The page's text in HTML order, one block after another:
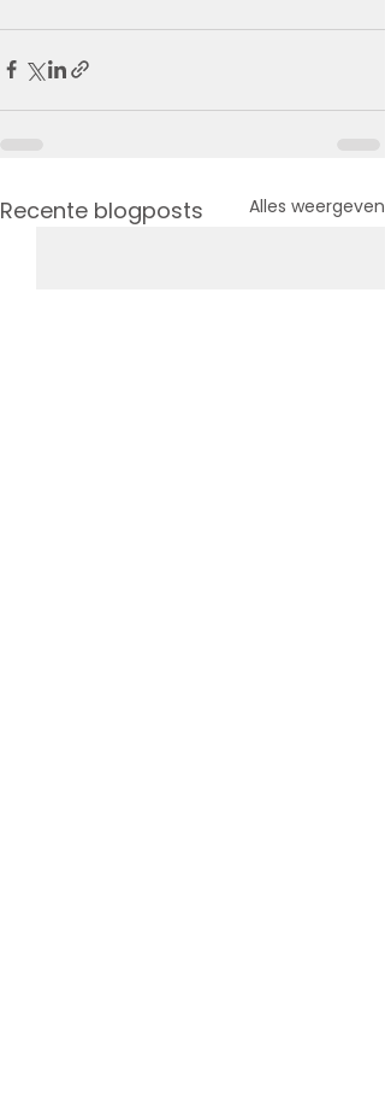
Recente blogposts Alles weergeven